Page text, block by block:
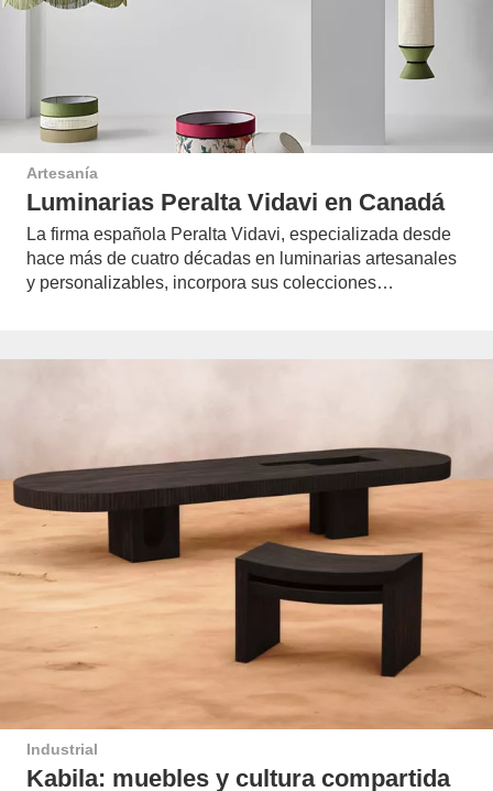
Artesanía
Luminarias Peralta Vidavi en Canadá
La firma española Peralta Vidavi, especializada desde
hace más de cuatro décadas en luminarias artesanales
y personalizables, incorpora sus colecciones…
Industrial
Kabila: muebles y cultura compartida